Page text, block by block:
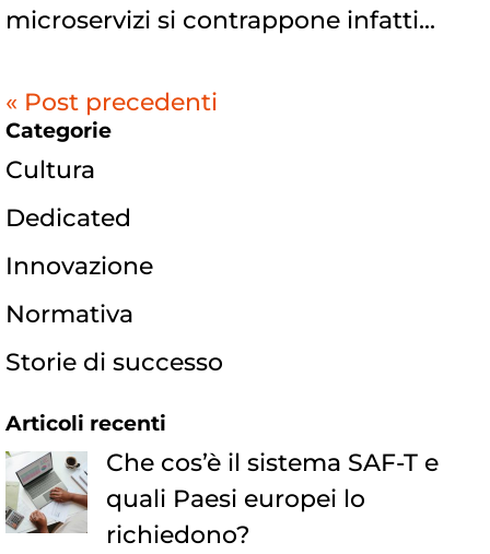
microservizi si contrappone infatti...
« Post precedenti
Categorie
Cultura
Dedicated
Innovazione
Normativa
Storie di successo
Articoli recenti
Che cos’è il sistema SAF-T e
quali Paesi europei lo
richiedono?